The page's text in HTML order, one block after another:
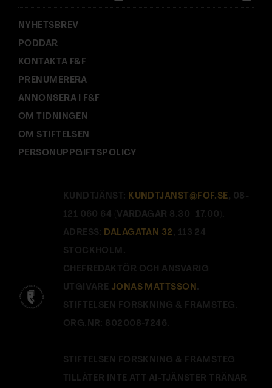
:
NYHETSBREV
PODDAR
KONTAKTA F&F
PRENUMERERA
ANNONSERA I F&F
OM TIDNINGEN
OM STIFTELSEN
PERSONUPPGIFTSPOLICY
KUNDTJÄNST: KUNDTJANST@FOF.SE , 08-
121 060 64 (VARDAGAR 8.30–17.00).
ADRESS: DALAGATAN 32 , 113 24
STOCKHOLM.
CHEFREDAKTÖR OCH ANSVARIG
UTGIVARE JONAS MATTSSON.
STIFTELSEN FORSKNING & FRAMSTEG.
ORG.NR: 802008-7246.
STIFTELSEN FORSKNING & FRAMSTEG
TILLÅTER INTE ATT AI-TJÄNSTER TRÄNAR